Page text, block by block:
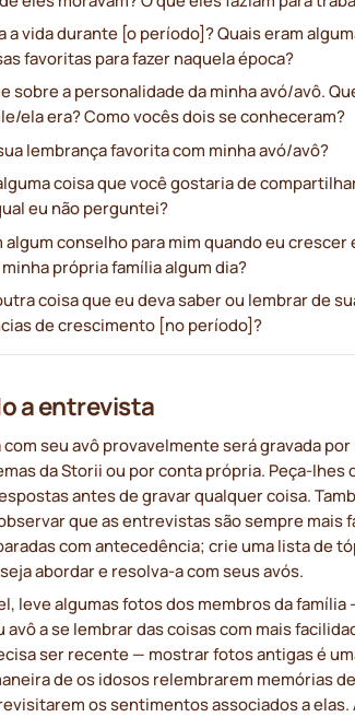
a vida durante [o período]? Quais eram
favoritas para fazer naquela época?
sobre a personalidade da minha avó/avô.
ela era? Como vocês dois se conheceram?
lembrança favorita com minha avó/avô?
coisa que você gostaria de
eu não perguntei?
algum conselho para mim quando eu crescer
própria família algum dia?
coisa que eu deva saber ou lembrar de
de crescimento [no período]?
a entrevista
seu avô provavelmente será gravada por
da Storii ou por conta própria. Peça-lhes
antes de gravar qualquer coisa.
que as entrevistas são sempre mais
com antecedência; crie uma lista de
abordar e resolva-a com seus avós.
leve algumas fotos dos membros da família
avô a se lembrar das coisas com mais
ser recente — mostrar fotos antigas é
de os idosos relembrarem memórias
os sentimentos associados a elas.